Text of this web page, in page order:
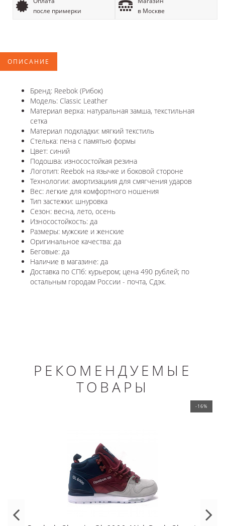
после примерки
в Москве
ОПИСАНИЕ
Бренд: Reebok (Рибок)
Модель: Classic Leather
Материал верха: натуральная замша, текстильная
сетка
Материал подкладки: мягкий текстиль
Стелька: пена с памятью формы
Цвет: синий
Подошва: износостойкая резина
Логотип: Reebok на язычке и боковой стороне
Технологии: амортизациия для смягчения ударов
Вес: легкие для комфортного ношения
Тип застежки: шнуровка
Сезон: весна, лето, осень
Износостойкость: да
Размеры: мужские и женские
Оригинальное качества: да
Беговые: да
Наличие в магазине: да
Доставка по СПб: курьером; цена 490 рублей; по
остальным городам России - почта, Сдэк.
РЕКОМЕНДУЕМЫЕ
ТОВАРЫ
-16%